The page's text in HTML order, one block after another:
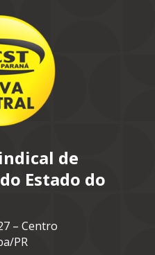
de
Estado do
– Centro
PR